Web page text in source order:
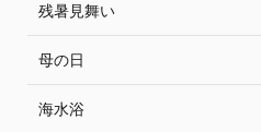
残暑見舞い
母の日
海水浴